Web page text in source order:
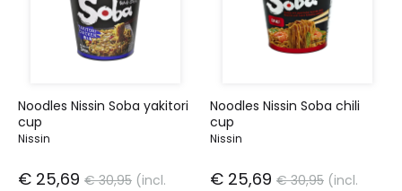
Noodles Nissin Soba yakitori
cup
Nissin
€ 25,69 € 30,95 (incl.
Noodles Nissin Soba chili
cup
Nissin
€ 25,69 € 30,95 (incl.